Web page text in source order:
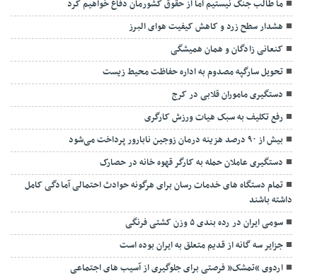
ما طالب جنگ نیستیم اما از حقوق کشورمان دفاع خواهیم کرد
هشدار سطح زرد و کاهش کیفیت هوای البرز
کنعانی زادگان و همان همیشگی
تحویل سارگپه مصدوم به اداره حفاظت محیط زیست
دستگیری ماموران قلابی در کرج
رفع تکلیف به سبک هیات ورزش کارگری
بیش از ۹۰ درصد هزینه درمان زوجین نابارور پرداخت می‌شود
دستگیری عاملان حمله به کارگر قهوه خانه در حصارک
تمام دستگاه های خدمات رسان برای هرگونه حوادث احتمالی آمادگی کامل
داشته باشند
سومی ایران در رده بندی ۵ وزن کشتی فرنگی
جزایر سه گانه از قدیم متعلق به ایران بوده است
اردوی “تمشک” فرصتی برای جلوگیری از آسیب های اجتماعی